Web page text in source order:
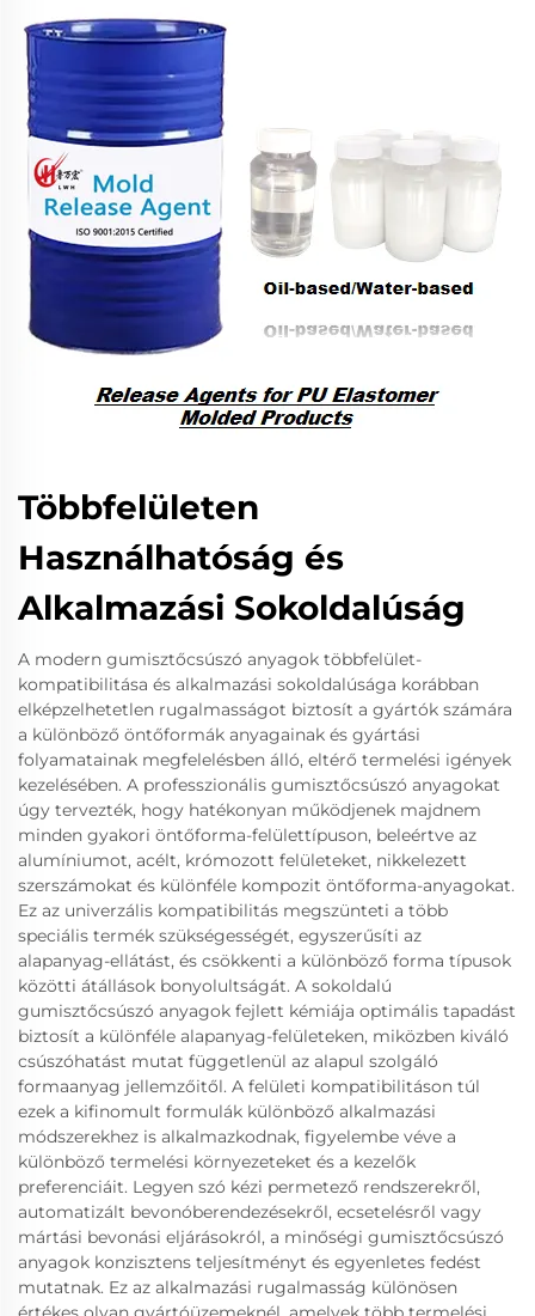
Többfelületen
Használhatóság és
Alkalmazási Sokoldalúság
A modern gumisztőcsúszó anyagok többfelület-
kompatibilitása és alkalmazási sokoldalúsága korábban
elképzelhetetlen rugalmasságot biztosít a gyártók számára
a különböző öntőformák anyagainak és gyártási
folyamatainak megfelelésben álló, eltérő termelési igények
kezelésében. A professzionális gumisztőcsúszó anyagokat
úgy tervezték, hogy hatékonyan működjenek majdnem
minden gyakori öntőforma-felülettípuson, beleértve az
alumíniumot, acélt, krómozott felületeket, nikkelezett
szerszámokat és különféle kompozit öntőforma-anyagokat.
Ez az univerzális kompatibilitás megszünteti a több
speciális termék szükségességét, egyszerűsíti az
alapanyag-ellátást, és csökkenti a különböző forma típusok
közötti átállások bonyolultságát. A sokoldalú
gumisztőcsúszó anyagok fejlett kémiája optimális tapadást
biztosít a különféle alapanyag-felületeken, miközben kiváló
csúszóhatást mutat függetlenül az alapul szolgáló
formaanyag jellemzőitől. A felületi kompatibilitáson túl
ezek a kifinomult formulák különböző alkalmazási
módszerekhez is alkalmazkodnak, figyelembe véve a
különböző termelési környezeteket és a kezelők
preferenciáit. Legyen szó kézi permetező rendszerekről,
automatizált bevonóberendezésekről, ecsetelésről vagy
mártási bevonási eljárásokról, a minőségi gumisztőcsúszó
anyagok konzisztens teljesítményt és egyenletes fedést
mutatnak. Ez az alkalmazási rugalmasság különösen